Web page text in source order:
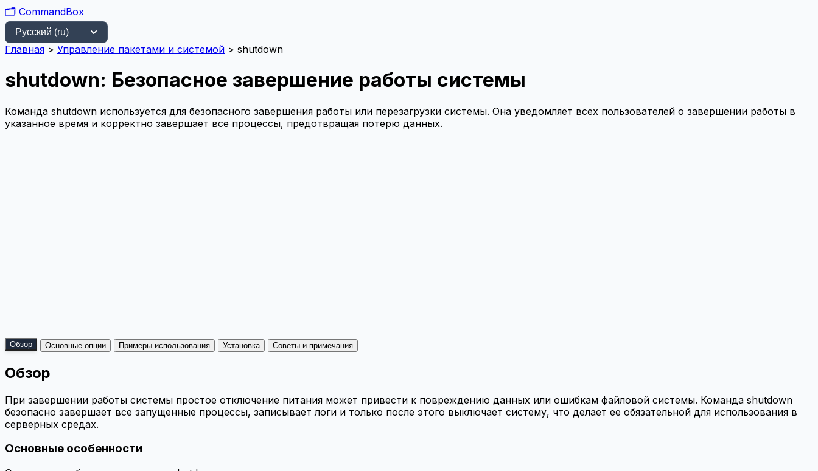
🗂️ CommandBox
Главная > Управление пакетами и системой > shutdown
shutdown: Безопасное завершение работы системы
Команда shutdown используется для безопасного завершения работы или перезагрузки системы. Она уведомляет всех пользователей о завершении работы в
указанное время и корректно завершает все процессы, предотвращая потерю данных.
Обзор Основные опции Примеры использования Установка Советы и примечания
Обзор
При завершении работы системы простое отключение питания может привести к повреждению данных или ошибкам файловой системы. Команда shutdown
безопасно завершает все запущенные процессы, записывает логи и только после этого выключает систему, что делает ее обязательной для использования в
серверных средах.
Основные особенности